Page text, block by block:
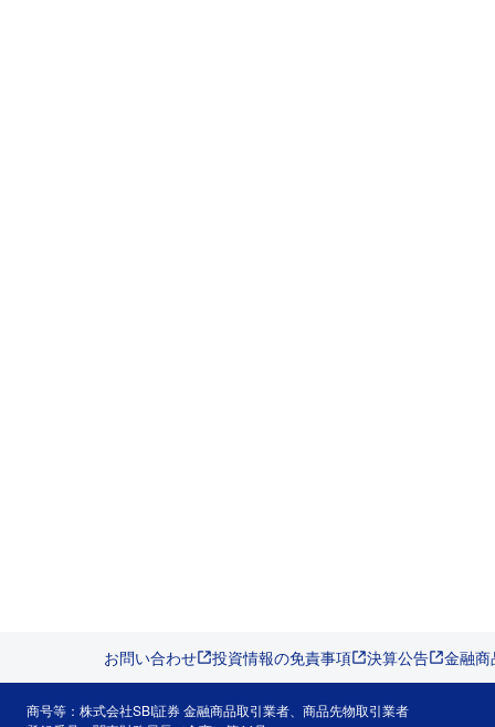
お問い合わせ 投資情報の免責事項 決算公告 金融
商号等：株式会社SBI証券 金融商品取引業者、商品先物取引業者